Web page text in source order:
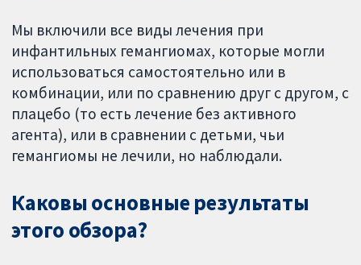
Мы включили все виды лечения при
инфантильных гемангиомах, которые могли
использоваться самостоятельно или в
комбинации, или по сравнению друг с другом, с
плацебо (то есть лечение без активного
агента), или в сравнении с детьми, чьи
гемангиомы не лечили, но наблюдали.
Каковы основные результаты
этого обзора?